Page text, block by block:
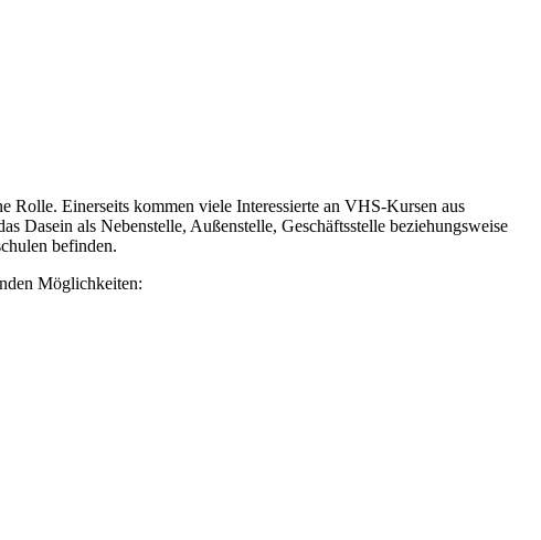
Rolle. Einerseits kommen viele Interessierte an VHS-Kursen aus
Dasein als Nebenstelle, Außenstelle, Geschäftsstelle beziehungsweise
befinden.
Möglichkeiten: